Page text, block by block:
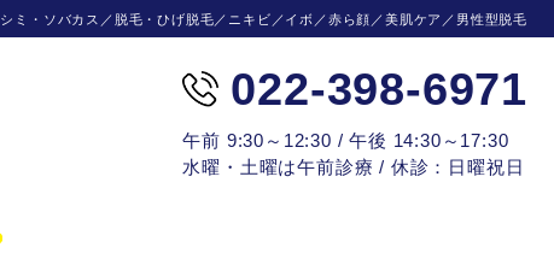
シミ・ソバカス／脱毛・ひげ脱毛／ニキビ／イボ／赤ら顔／美肌ケア／男性型脱毛
022-398-6971
午前 9:30～12:30 / 午後 14:30～17:30
水曜・土曜は午前診療 / 休診：日曜祝日